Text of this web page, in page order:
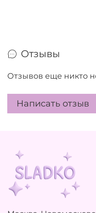
Отзывы
Отзывов еще никто
Написать отзыв